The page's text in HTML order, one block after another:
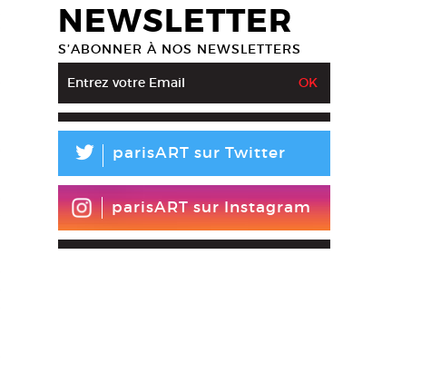
NEWSLETTER
S’ABONNER À NOS NEWSLETTERS
L parisART sur Twitter
parisART sur Instagram